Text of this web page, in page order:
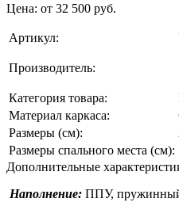
Цена: от 32 500 руб.
Артикул:
Производитель:
Категория товара:
Материал каркаса:
Размеры (см):
Размеры спального места (см):
Дополнительные
Наполнение: ППУ, пружинный